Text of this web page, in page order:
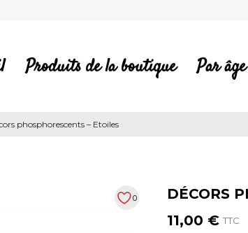
Produits de la boutique Par âge
phosphorescents – Etoiles
0
DÉCORS
11,00 € TTC